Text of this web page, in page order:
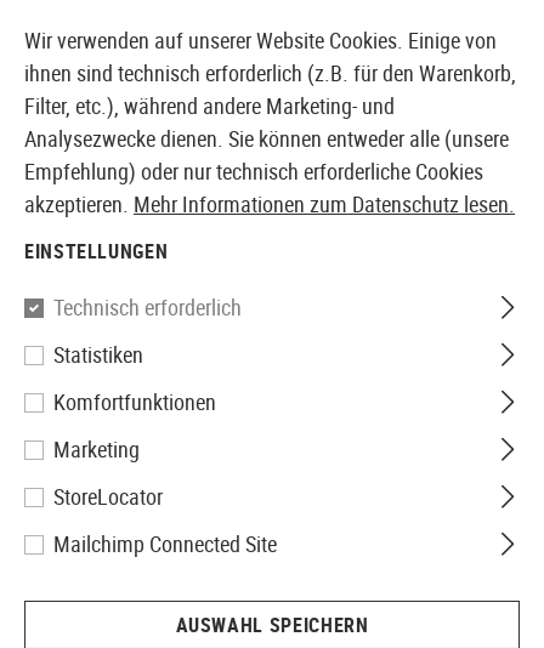
EUROPÄISCHER AIRSOFT SHOP & GROßHÄNDLER
FEDERN
40 Produkte
Wir verwenden auf unserer Website Cookies. Einige von
ihnen sind technisch erforderlich (z.B. für den Warenkorb,
Filter, etc.), während andere Marketing- und
Analysezwecke dienen. Sie können entweder alle (unsere
Empfehlung) oder nur technisch erforderliche Cookies
akzeptieren. Mehr Informationen zum Datenschutz lesen.
EINSTELLUNGEN
Technisch erforderlich
Statistiken
Komfortfunktionen
Marketing
StoreLocator
Mailchimp Connected Site
AUSWAHL SPEICHERN